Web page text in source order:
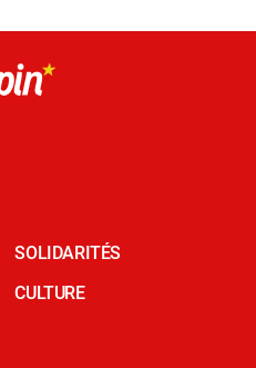
SOLIDARITÉS
CULTURE